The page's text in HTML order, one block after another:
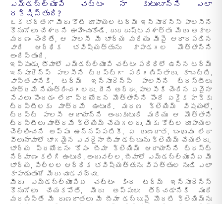
ఎమ్‌డబ్ల్యూపి చట్టం నా కుటుంబాన్ని ఎలా
రక్షిస్తుంది?
ఒక భర్తగా మీరు కోటి రూపాయల టర్మ్ ఇన్సూరెన్స్ పాలసీని
కొనుగోలు చేశారని ఊహించుకోండి. దురదృష్టవశాత్తు మీరు అకాల
మరణం చెందితే, ఆ పాలసీ మీ భార్య మరియు మీపై ఆధారపడిన
వారి ఆర్థిక భవిష్యత్తును కాపాడగల మొత్తాన్ని
అందిస్తుంది.
ఇప్పుడు, భీమాలో ఎమ్‌డబ్ల్యూపి చట్టం పరిధిలో ఉన్న టర్మ్
ఇన్సూరెన్స్ పాలసీని ట్రస్ట్‌గా పరిగణిస్తారు. కాబట్టి,
వాస్తవానికి, టర్మ్ ఇన్సూరెన్స్ పాలసీని ట్రస్టీలు
మాత్రమే నియంత్రించగలరు. దీని అర్థం, పాలసీకి చెందిన ఏవైనా
సేవలు పొందడం లేదా ప్రయోజన మొత్తాన్ని పొందే ఏకైక హక్కు
ట్రస్టీలకు మాత్రమే ఉంటుంది. మరణ క్లెయిమ్ విషయంలో,
ట్రస్ట్ పాలసీ ఆదాయాన్ని అందుకుంటుంది మరియు ఆ మొత్తాని
ట్రస్టీలు మాత్రమే క్లెయిమ్ చేయగలరు. మీకు కోట్ల రూపాయల
చెల్లించని అప్పు ఉన్నప్పటికీ, ఏ రుణదాత, బంధువు లేదా
వీలునామాలో భాగమైన ఎవరైనా బీమా డబ్బును క్లెయిమ్ చేయలేరు.
భార్య ప్రయోజనం కోసం బీమా క్లెయిమ్ ఆదాయాన్ని ట్రస్ట్
నిర్మాణం కలిగి ఉంటుంది. అందువల్ల, బీమాలో ఎమ్‌డబ్ల్యూపిఏ మీ
భార్య, పిల్లల ఆర్థిక భవిష్యత్తును విపత్తుల నుండి ఎలా
కాపాడుతుందో మీరు చూడవచ్చు.
మీరు ఎమ్‌డబ్ల్యూపిఏ చట్టం కింద టర్మ్ ఇన్సూరెన్స్
కొనుగోలు చేయకపోతే, మీరు అప్పులు తీర్చడానికి ముందే
మరణిస్తే మీ రుణదాతలు మీ బీమా డబ్బుపై మొదటి క్లెయిమ్‌ను